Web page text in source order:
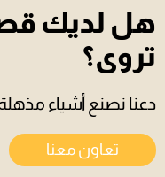
هل لديك
تروى؟
دعنا نصنع أشياء
تعاون معنا